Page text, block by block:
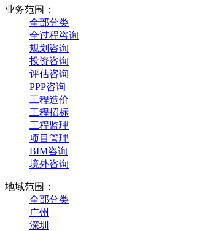
业务范围：
全部分类
全过程咨询
规划咨询
投资咨询
评估咨询
PPP咨询
工程造价
工程招标
工程监理
项目管理
BIM咨询
境外咨询
地域范围：
全部分类
广州
深圳